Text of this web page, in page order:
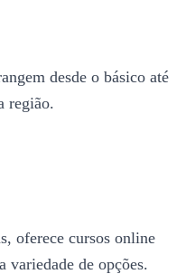
desde o básico até
região.
oferece cursos online
variedade de opções.